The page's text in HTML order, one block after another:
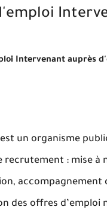
Intervenant auprès
est un organisme
recrutement : mise à
des offres d’emploi